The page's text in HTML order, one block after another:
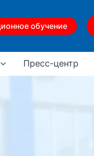
обучение
Пресс-центр